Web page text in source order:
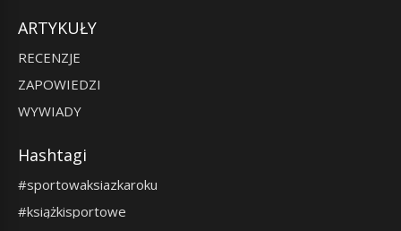
ARTYKUŁY
RECENZJE
ZAPOWIEDZI
WYWIADY
Hashtagi
#sportowaksiazkaroku
#książkisportowe